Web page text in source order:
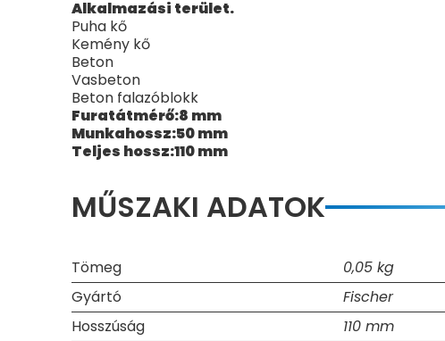
Alkalmazási terület.
Puha kő
Kemény kő
Beton
Vasbeton
Beton falazóblokk
Furatátmérő:8 mm
Munkahossz:50 mm
Teljes hossz:110 mm
MŰSZAKI ADATOK
Tömeg
0,05 kg
Gyártó
Fischer
Hosszúság
110 mm